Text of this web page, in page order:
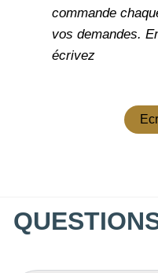
commande
vos demandes.
écrivez